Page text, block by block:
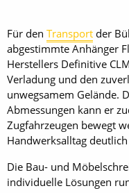
Für den Transport der
abgestimmte Anhänger
Herstellers Definitive
Verladung und den
unwegsamem Gelände.
Abmessungen kann er
Zugfahrzeugen bewegt
Handwerksalltag
Die Bau- und
individuelle Lösungen